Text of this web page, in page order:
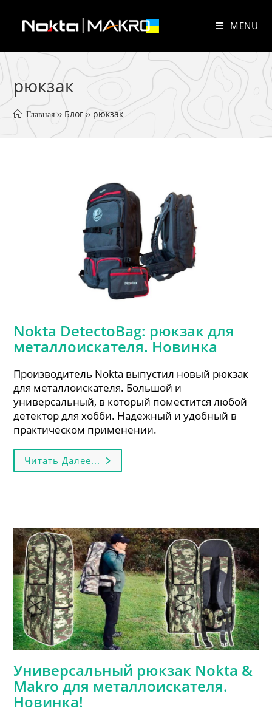
content
MENU
рюкзак
Главная ›› Блог ›› рюкзак
Nokta DetectoBag: рюкзак для
металлоискателя. Новинка
Производитель Nokta выпустил новый рюкзак
для металлоискателя. Большой и
универсальный, в который поместится любой
детектор для хобби. Надежный и удобный в
практическом применении.
Читать Далее... Nokta
DetectoBag:
Рюкзак
Универсальный рюкзак Nokta &
Makro для металлоискателя.
Новинка!